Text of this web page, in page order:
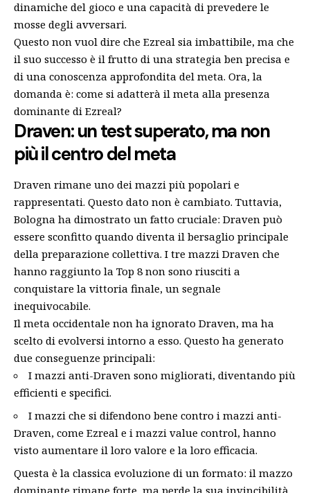
dinamiche del gioco e una capacità di prevedere le
mosse degli avversari.
Questo non vuol dire che Ezreal sia imbattibile, ma che
il suo successo è il frutto di una strategia ben precisa e
di una conoscenza approfondita del meta. Ora, la
domanda è: come si adatterà il meta alla presenza
dominante di Ezreal?
Draven: un test superato, ma non
più il centro del meta
Draven rimane uno dei mazzi più popolari e
rappresentati. Questo dato non è cambiato. Tuttavia,
Bologna ha dimostrato un fatto cruciale: Draven può
essere sconfitto quando diventa il bersaglio principale
della preparazione collettiva. I tre mazzi Draven che
hanno raggiunto la Top 8 non sono riusciti a
conquistare la vittoria finale, un segnale
inequivocabile.
Il meta occidentale non ha ignorato Draven, ma ha
scelto di evolversi intorno a esso. Questo ha generato
due conseguenze principali:
I mazzi anti-Draven sono migliorati, diventando più
efficienti e specifici.
I mazzi che si difendono bene contro i mazzi anti-
Draven, come Ezreal e i mazzi value control, hanno
visto aumentare il loro valore e la loro efficacia.
Questa è la classica evoluzione di un formato: il mazzo
dominante rimane forte, ma perde la sua invincibilità,